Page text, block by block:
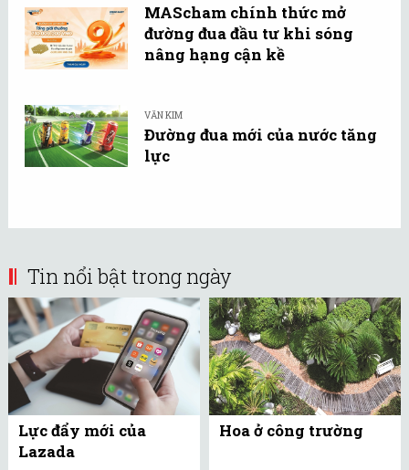
MAScham chính thức mở
đường đua đầu tư khi sóng
nâng hạng cận kề
VĂN KIM
Đường đua mới của nước tăng
lực
Tin nổi bật trong ngày
Lực đẩy mới của
Lazada
Hoa ở công trường